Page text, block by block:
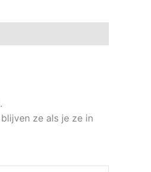
ze als je ze in